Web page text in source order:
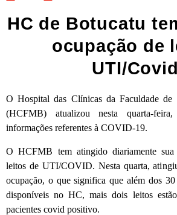
HC de Botucatu
ocupação de
UTI/Covid
O Hospital das Clínicas da Faculdade de
(HCFMB) atualizou nesta quarta-
informações referentes à COVID-19.
O HCFMB tem atingido diariamente sua
leitos de UTI/COVID. Nesta quarta,
ocupação, o que significa que além dos
disponíveis no HC, mais dois leitos
pacientes covid positivo.